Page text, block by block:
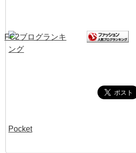
Pocket